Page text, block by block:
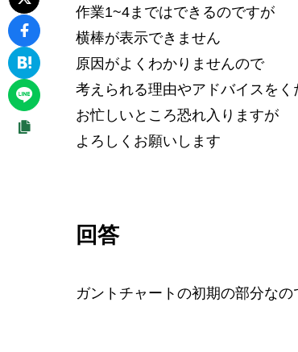
作業1~4まではできるのですが
横棒が表示できません
原因がよくわかりませんので
考えられる理由やアドバイスをく
お忙しいところ恐れ入りますが
よろしくお願いします
回答
ガントチャートの初期の部分な